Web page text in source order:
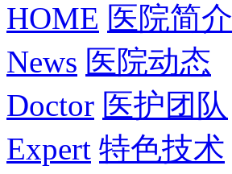
HOME 医院简介
News 医院动态
Doctor 医护团队
Expert 特色技术